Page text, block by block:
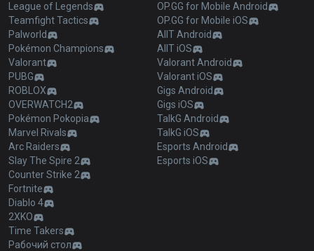
League of Legends
Teamfight Tactics
Palworld
Pokémon Champions
Valorant
PUBG
ROBLOX
OVERWATCH2
Pokémon Pokopia
Marvel Rivals
Arc Raiders
Slay The Spire 2
Counter Strike 2
Fortnite
Diablo 4
2XKO
Time Takers
Рабочий стол
OP.GG for Mobile Android
OP.GG for Mobile iOS
AllT Android
AllT iOS
Valorant Android
Valorant iOS
Gigs Android
Gigs iOS
TalkG Android
TalkG iOS
Esports Android
Esports iOS